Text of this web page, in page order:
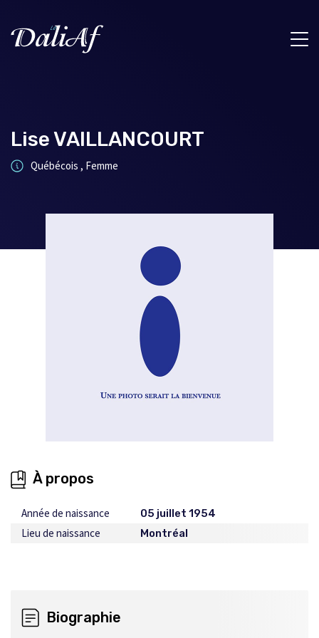
Lise VAILLANCOURT
Québécois , Femme
À propos
Année de naissance 05 juillet 1954
Lieu de naissance Montréal
Biographie